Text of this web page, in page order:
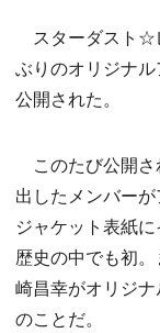
スターダスト☆
ぶりのオリジナ
公開された。
このたび公開さ
出したメンバー
ジャケット表紙
歴史の中でも初
崎昌幸がオリジ
のことだ。